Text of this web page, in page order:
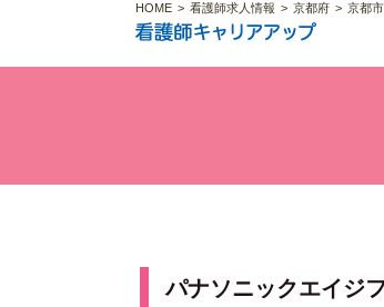
パナソニックエイジ
HOME 看護師求人情報 京都府 京都市